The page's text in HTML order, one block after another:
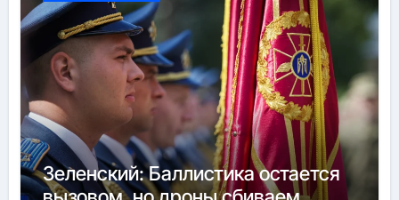
Зеленский: Баллистика остается